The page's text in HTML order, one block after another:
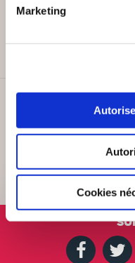
Marketing
Cookies
SERVICE
Lundi au